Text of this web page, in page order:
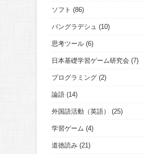
ソフト (86)
バングラデシュ (10)
思考ツール (6)
日本基礎学習ゲーム研究会 (7)
プログラミング (2)
論語 (14)
外国語活動（英語） (25)
学習ゲーム (4)
道徳読み (21)